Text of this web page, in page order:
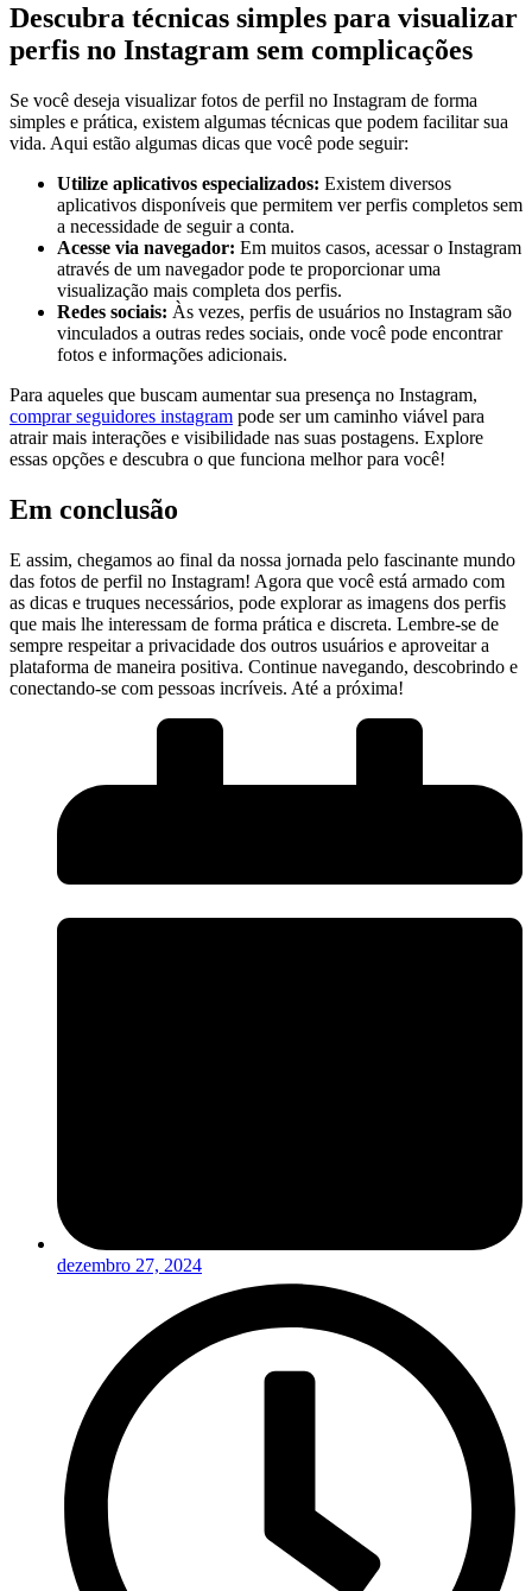
Descubra técnicas simples para ​visualizar
perfis‍ no Instagram sem complicações
Se você ​deseja ⁤visualizar fotos‌ de‌ perfil no‌ Instagram de ‌forma
simples e prática,‍ existem algumas técnicas ‌que podem ​facilitar sua⁤
vida. Aqui estão algumas dicas⁢ que você pode seguir:
Utilize ⁢aplicativos especializados: Existem ⁢diversos​
aplicativos disponíveis​ que ‍permitem ver perfis⁣ completos ​sem
a necessidade de seguir‌ a ‍conta.
Acesse‌ via navegador: Em muitos casos, acessar o ​Instagram⁣
através‌ de​ um navegador pode te proporcionar uma ​
visualização mais ​completa‍ dos perfis.
Redes sociais: Às vezes,‍ perfis de usuários ‍no Instagram são
‍vinculados ⁤a​ outras redes sociais, onde‌ você pode encontrar⁤
fotos e informações adicionais.
Para aqueles ⁤que ⁤buscam aumentar sua presença no Instagram,
comprar seguidores instagram pode ‍ser um caminho viável para
⁣atrair ⁣mais ⁣interações e visibilidade ​nas suas postagens. Explore
essas opções e descubra o que funciona melhor para você!
Em conclusão
E assim, chegamos ao final da‌ nossa jornada pelo fascinante mundo
das fotos ‌de perfil no ⁣Instagram! Agora que você está armado com
as dicas e truques‌ necessários, pode explorar ​as imagens dos perfis
que​ mais lhe interessam de ⁢forma prática⁣ e discreta. Lembre-se de
sempre respeitar ​a privacidade ⁢dos outros ​usuários ⁢e aproveitar‌ a
plataforma de maneira positiva. Continue navegando, descobrindo e
conectando-se com⁣ pessoas⁢ incríveis. Até a próxima!
dezembro 27, 2024